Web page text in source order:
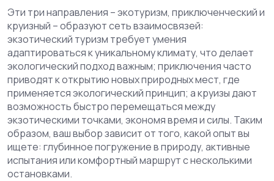
Эти три направления – экотуризм, приключенческий и
круизный – образуют сеть взаимосвязей:
экзотический туризм требует умения
адаптироваться к уникальному климату, что делает
экологический подход важным; приключения часто
приводят к открытию новых природных мест, где
применяется экологический принцип; а круизы дают
возможность быстро перемещаться между
экзотическими точками, экономя время и силы. Таким
образом, ваш выбор зависит от того, какой опыт вы
ищете: глубинное погружение в природу, активные
испытания или комфортный маршрут с несколькими
остановками.